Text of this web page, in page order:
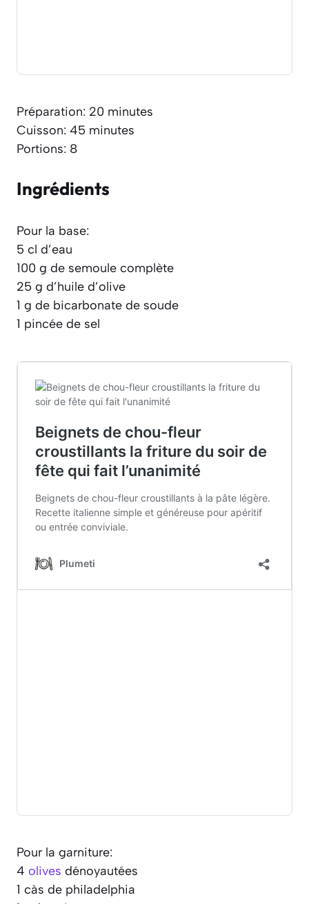
Préparation: 20 minutes
Cuisson: 45 minutes
Portions: 8
Ingrédients
Pour la base:
5 cl d’eau
100 g de semoule complète
25 g d’huile d’olive
1 g de bicarbonate de soude
1 pincée de sel
Pour la garniture:
4 olives dénoyautées
1 càs de philadelphia